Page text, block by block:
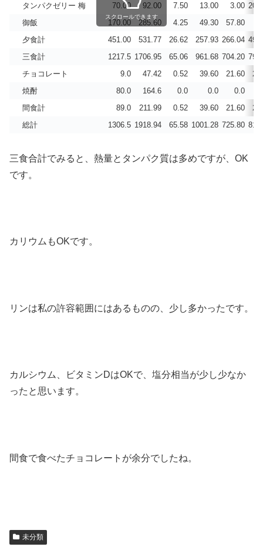
タンパクゼリー 梅
70.00 92.00 7.50 13.00 3.00
御飯
170.00 285.60 4.25 49.30 57.80
夕食計
451.00 531.77 26.62 257.93 266.04
三食計
1217.5 1706.95 65.06 961.68 704.20
チョコレート
9.0 47.42 0.52 39.60 21.60
焼酎
80.0 164.6 0.0 0.0 0.0
間食計
89.0 211.99 0.52 39.60 21.60
総計
1306.5 1918.94 65.58 1001.28 725.80
スクロールできます
三食合計でみると、熱量とタンパク質は多めですが、OK
です。
カリウムもOKです。
リンは私の許容範囲にはあるものの、少し多かったです。
カルシウム、ビタミンDはOKで、塩分相当が少し少なか
ったと思います。
間食で食べたチョコレートが余分でしたね。
未分類